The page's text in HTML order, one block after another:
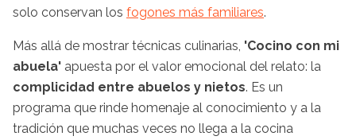
solo conservan los fogones más familiares.
Más allá de mostrar técnicas culinarias, 'Cocino con mi
abuela' apuesta por el valor emocional del relato: la
complicidad entre abuelos y nietos. Es un
programa que rinde homenaje al conocimiento y a la
tradición que muchas veces no llega a la cocina